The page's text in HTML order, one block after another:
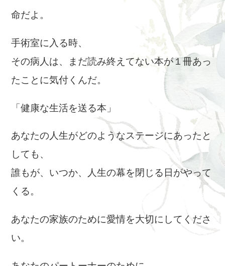
命だよ。
手術室に入る時、
その病人は、まだ読み終えてない本が１冊あっ
たことに気付くんだ。
「健康な生活を送る本」
あなたの人生がどのようなステージにあったと
しても、
誰もが、いつか、人生の幕を閉じる日がやって
くる。
あなたの家族のために愛情を大切にしてくださ
い。